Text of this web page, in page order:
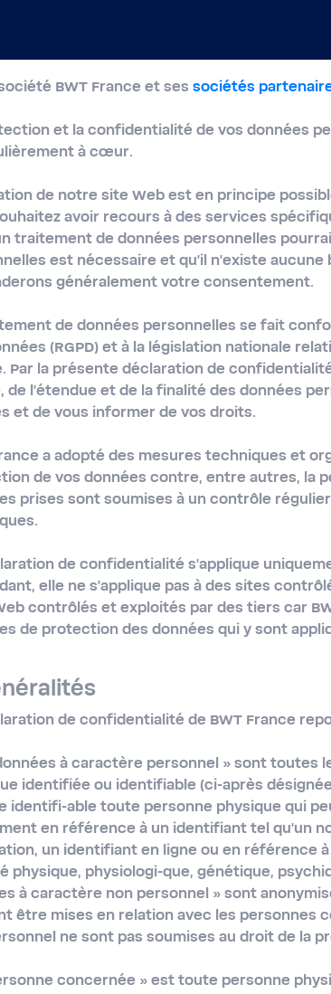
BWT France et sessociétés
et la confidentialité de vos données
à cœur.
de notre site Web est en principe
avoir recours à des services
traitement de données personnelles
est nécessaire et qu'il n'existe
généralement votre consentement.
de données personnelles se fait
(RGPD) et à la législation nationale
Par la présente déclaration de
de l'étendue et de la finalité des données
et de vous informer de vos droits.
a adopté des mesures techniques et
de vos données contre, entre autres, la
prises sont soumises à un contrôle
de confidentialité s'applique
elle ne s'applique pas à des sites
contrôlés et exploités par des tiers car
de protection des données qui y sont
de confidentialité de BWT France
à caractère personnel »sont toutes
identifiée ou identifiable (ci-après
identifi-able toute personne physique qui
en référence à un identifiant tel qu'un
un identifiant en ligne ou en référence
physique, physiologi-que, génétique,
à caractère non personnel » sont
être mises en relation avec les personnes
ne sont pas soumises au droit de la
concernée » est toute personne